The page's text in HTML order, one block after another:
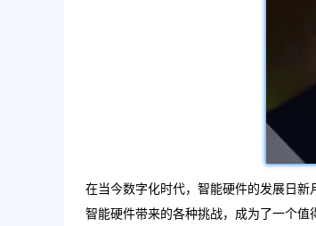
在当今数字化时代，智能硬件的发展日
智能硬件带来的各种挑战，成为了一个值